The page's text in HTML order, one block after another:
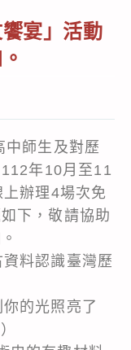
饗宴」活動
中師生及對歷
年10月至11
辦理4場次免
下，敬請協助
料認識臺灣歷
的光照亮了